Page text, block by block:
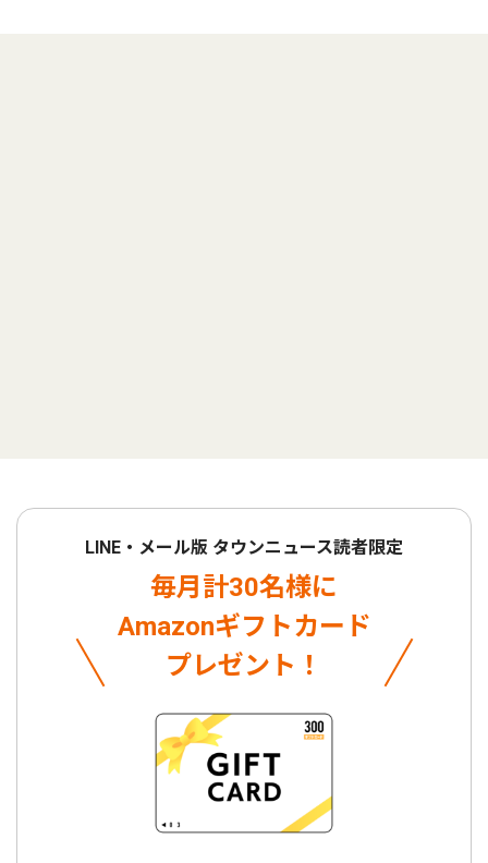
LINE・メール版 タウンニュース読者限定
毎月計30名様に
Amazonギフトカード
プレゼント！